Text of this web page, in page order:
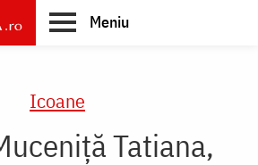
Meniu
Icoane
Tatiana,